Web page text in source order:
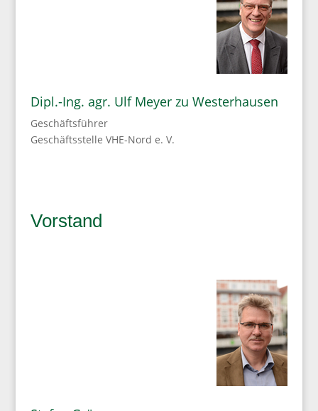
Dipl.-Ing. agr. Ulf Meyer zu Westerhausen
Geschäftsführer
Geschäftsstelle VHE-Nord e. V.
Vorstand